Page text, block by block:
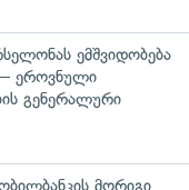
ემშვიდობება
ეროვნული
გენერალური
მორიგი